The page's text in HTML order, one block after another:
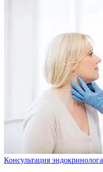
Эндокринология
Консультация эндокринолога